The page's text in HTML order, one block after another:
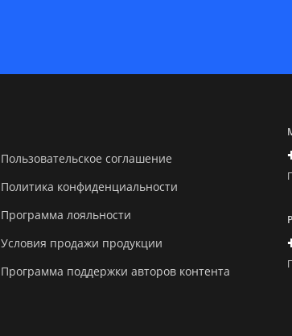
Пользовательское соглашение
Политика конфиденциальности
Программа лояльности
Условия продажи продукции
Программа поддержки авторов контента